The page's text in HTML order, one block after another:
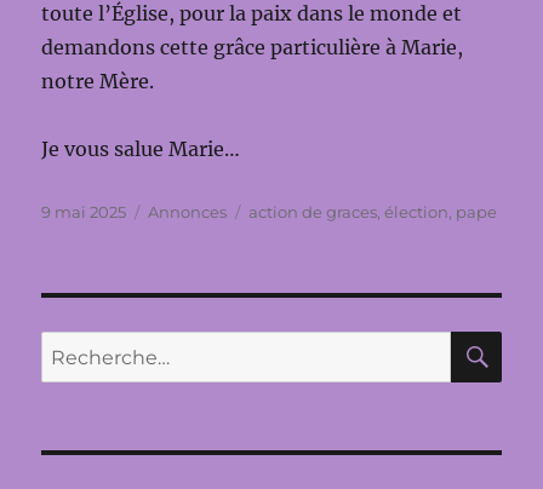
toute l’Église, pour la paix dans le monde et
demandons cette grâce particulière à Marie,
notre Mère.
Je vous salue Marie…
Publié
9 mai 2025 Catégories
Annonces Étiquettes
action de graces,élection, pape
Recherche
pour :